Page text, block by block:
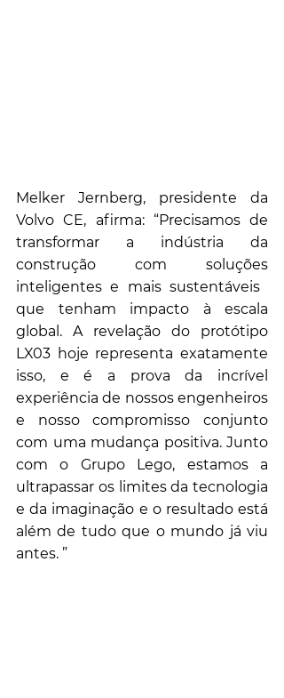
Melker Jernberg, presidente da
Volvo CE, afirma: “Precisamos de
transformar a indústria da
construção com soluções
inteligentes e mais sustentáveis ​​
que tenham impacto à escala
global. A revelação do protótipo
LX03 hoje representa exatamente
isso, e é a prova da incrível
experiência de nossos engenheiros
e nosso compromisso conjunto
com uma mudança positiva. Junto
com o Grupo Lego, estamos a
ultrapassar os limites da tecnologia
e da imaginação e o resultado está
além de tudo que o mundo já viu
antes. ”